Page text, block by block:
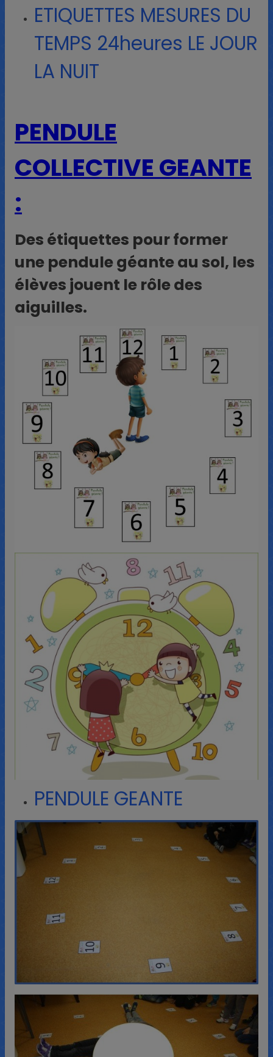
ETIQUETTES MESURES DU
TEMPS 24heures LE JOUR
LA NUIT
PENDULE
COLLECTIVE GEANTE
:
Des étiquettes pour former
une pendule géante au sol, les
élèves jouent le rôle des
aiguilles.
PENDULE GEANTE